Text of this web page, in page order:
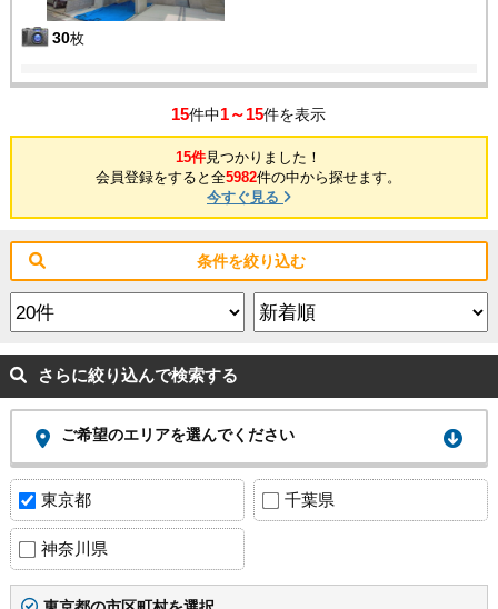
30枚
15件中1～15件を表示
15件見つかりました！
会員登録をすると全5982件の中から探せます。
今すぐ見る
条件を絞り込む
さらに絞り込んで検索する
ご希望のエリアを選んでください
東京都 千葉県
神奈川県